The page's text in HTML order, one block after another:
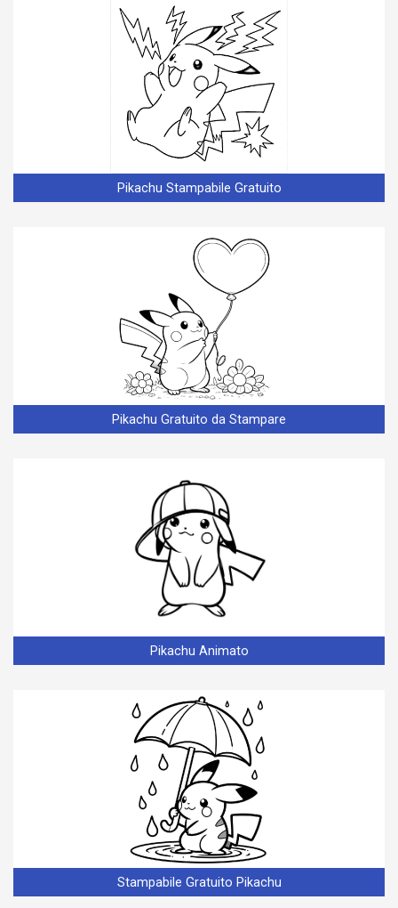
Pikachu Stampabile Gratuito
Pikachu Gratuito da Stampare
Pikachu Animato
Stampabile Gratuito Pikachu